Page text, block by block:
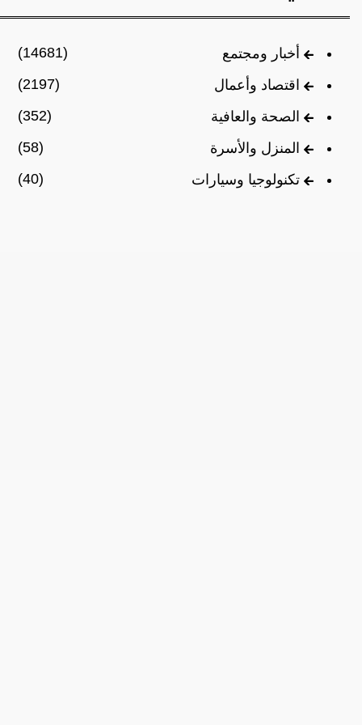
أخبار ومجتمع
(14681)
اقتصاد وأعمال
(2197)
الصحة والعافية
(352)
المنزل والأسرة
(58)
تكنولوجيا وسيارات
(40)